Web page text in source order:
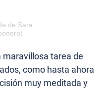
de Sara
tarea de
como hasta ahora
muy meditada y